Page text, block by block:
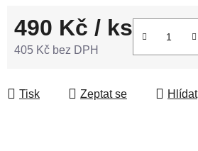
490 Kč / ks
405 Kč bez DPH
Tisk Zeptat se Hlídat